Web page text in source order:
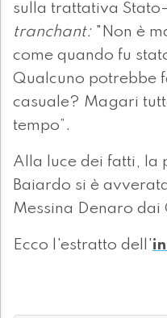
sulla trattativa
tranchant:"Non è
come quando fu
Qualcuno potrebbe
casuale? Magari
tempo”.
Alla luce dei fatti, la
Baiardo si è
Messina Denaro dai
Ecco l'estratto dell'